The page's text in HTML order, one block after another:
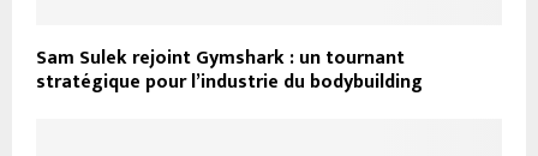
Sam Sulek rejoint Gymshark : un tournant
stratégique pour l’industrie du bodybuilding